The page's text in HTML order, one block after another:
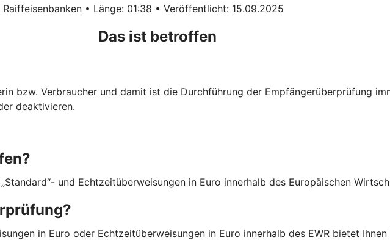
• Länge: 01:38 • Veröffentlicht: 15.09.2025
Das ist betroffen
bzw. Verbraucher und damit ist die Durchführung der Empfängerüberprüfung
deaktivieren.
und Echtzeitüberweisungen in Euro innerhalb des Europäischen
in Euro oder Echtzeitüberweisungen in Euro innerhalb des EWR bietet